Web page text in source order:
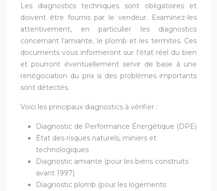
Les diagnostics techniques sont obligatoires et
doivent être fournis par le vendeur. Examinez-les
attentivement, en particulier les diagnostics
concernant l’amiante, le plomb et les termites. Ces
documents vous informeront sur l’état réel du bien
et pourront éventuellement servir de base à une
renégociation du prix si des problèmes importants
sont détectés.
Voici les principaux diagnostics à vérifier :
Diagnostic de Performance Énergétique (DPE)
État des risques naturels, miniers et
technologiques
Diagnostic amiante (pour les biens construits
avant 1997)
Diagnostic plomb (pour les logements